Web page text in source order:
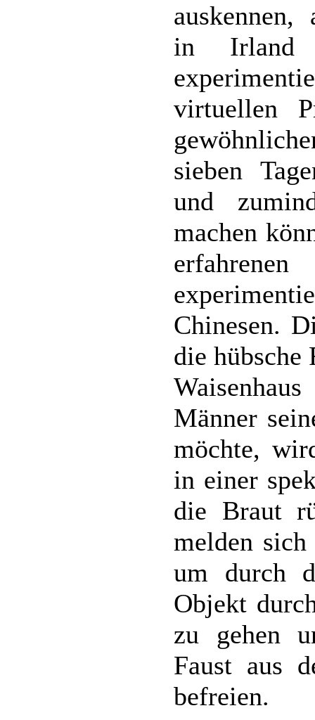
auskennen,
in Irland
virtuellen
sieben
und
machen
Chinesen.
die hübsche
Männer
möchte,
in einer
die Braut
melden
um durch
Objekt
zu gehen
Faust aus
befreien.